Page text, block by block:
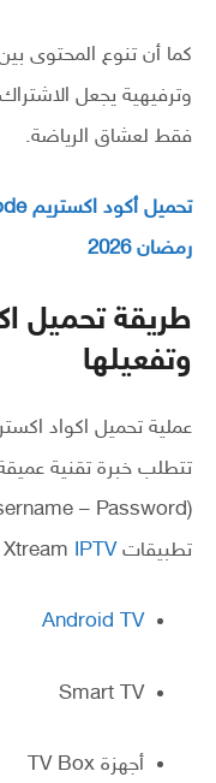
كما أن تنوع المحتوى
وترفيهية يجعل
فقط لعشاق الرياضة.
رمضان 2026
وتفعيلها
تتطلب خبرة تقنية
تطبيقات XtreamIPTV
Android TV
Smart TV
أجهزة TV Box